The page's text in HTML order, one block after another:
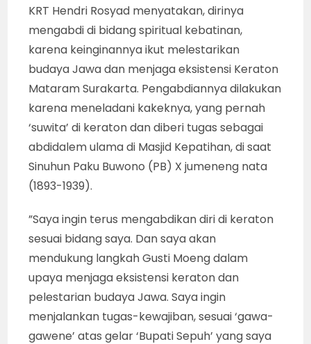
KRT Hendri Rosyad menyatakan, dirinya
mengabdi di bidang spiritual kebatinan,
karena keinginannya ikut melestarikan
budaya Jawa dan menjaga eksistensi Keraton
Mataram Surakarta. Pengabdiannya dilakukan
karena meneladani kakeknya, yang pernah
‘suwita’ di keraton dan diberi tugas sebagai
abdidalem ulama di Masjid Kepatihan, di saat
Sinuhun Paku Buwono (PB) X jumeneng nata
(1893-1939).
”Saya ingin terus mengabdikan diri di keraton
sesuai bidang saya. Dan saya akan
mendukung langkah Gusti Moeng dalam
upaya menjaga eksistensi keraton dan
pelestarian budaya Jawa. Saya ingin
menjalankan tugas-kewajiban, sesuai ‘gawa-
gawene’ atas gelar ‘Bupati Sepuh’ yang saya